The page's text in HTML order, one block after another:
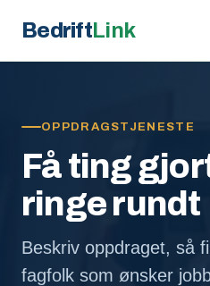
BedriftLink
OPPDRAGSTJENESTE
Få ting
ringe rundt
Beskriv oppdraget, så
fagfolk som ønsker